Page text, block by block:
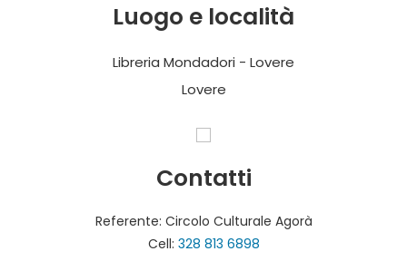
Luogo e località
Libreria Mondadori - Lovere
Lovere
Contatti
Referente: Circolo Culturale Agorà
Cell: 328 813 6898